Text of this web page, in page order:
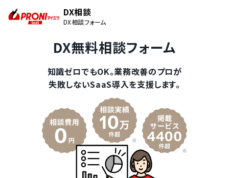
DX相談
DX相談フォーム
DX無料相談フォーム
知識ゼロでもOK。業務改善のプロが
失敗しないSaaS導入を支援します。